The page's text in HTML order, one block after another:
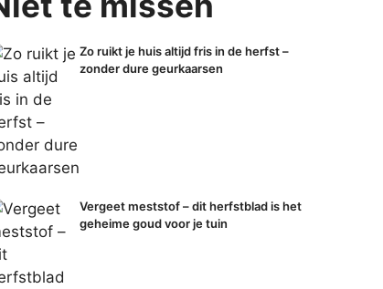
Zo ruikt je huis altijd fris in de herfst –
zonder dure geurkaarsen
Vergeet meststof – dit herfstblad is het
geheime goud voor je tuin